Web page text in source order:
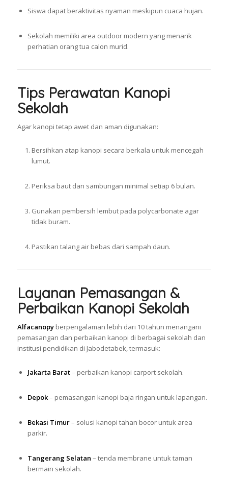
Siswa dapat beraktivitas nyaman meskipun cuaca hujan.
Sekolah memiliki area outdoor modern yang menarik
perhatian orang tua calon murid.
Tips Perawatan Kanopi
Sekolah
Agar kanopi tetap awet dan aman digunakan:
Bersihkan atap kanopi secara berkala untuk mencegah
lumut.
Periksa baut dan sambungan minimal setiap 6 bulan.
Gunakan pembersih lembut pada polycarbonate agar
tidak buram.
Pastikan talang air bebas dari sampah daun.
Layanan Pemasangan &
Perbaikan Kanopi Sekolah
Alfacanopyberpengalaman lebih dari 10 tahun menangani
pemasangan dan perbaikan kanopi di berbagai sekolah dan
institusi pendidikan di Jabodetabek, termasuk:
Jakarta Barat– perbaikan kanopi carport sekolah.
Depok– pemasangan kanopi baja ringan untuk lapangan.
Bekasi Timur– solusi kanopi tahan bocor untuk area
parkir.
Tangerang Selatan – tenda membrane untuk taman
bermain sekolah.